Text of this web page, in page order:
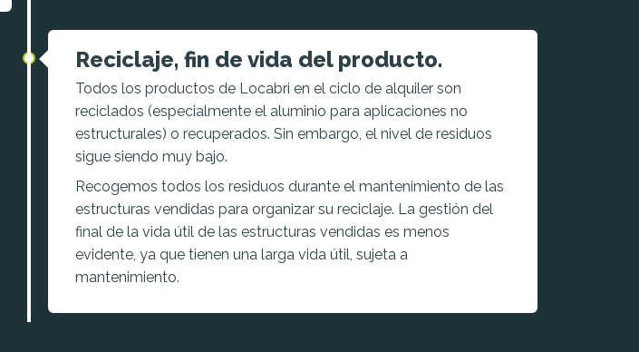
Reciclaje, fin de vida del producto.
Todos los productos de Locabri en el ciclo de alquiler son
reciclados (especialmente el aluminio para aplicaciones no
estructurales) o recuperados. Sin embargo, el nivel de residuos
sigue siendo muy bajo.
Recogemos todos los residuos durante el mantenimiento de las
estructuras vendidas para organizar su reciclaje. La gestión del
final de la vida útil de las estructuras vendidas es menos
evidente, ya que tienen una larga vida útil, sujeta a
mantenimiento.